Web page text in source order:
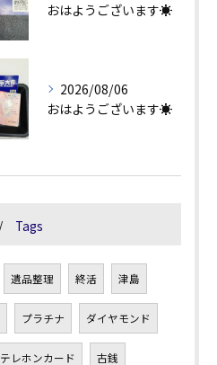
おはようございます☀
2026/08/06
おはようございます☀
Tags
遺品整理 終活 津島
プラチナ ダイヤモンド
テレホンカード 古銭